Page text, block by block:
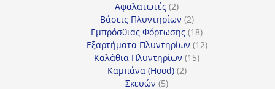
προϊόντα
Αφαλατωτές 22
προϊόντα
Βάσεις Πλυντηρίων 22
προϊόντα
Εμπρόσθιας Φόρτωσης 1818
προϊόντα
Εξαρτήματα Πλυντηρίων 1212
Καλάθια Πλυντηρίων 1515
Καμπάνα (Hood) 22
Σκευών 55